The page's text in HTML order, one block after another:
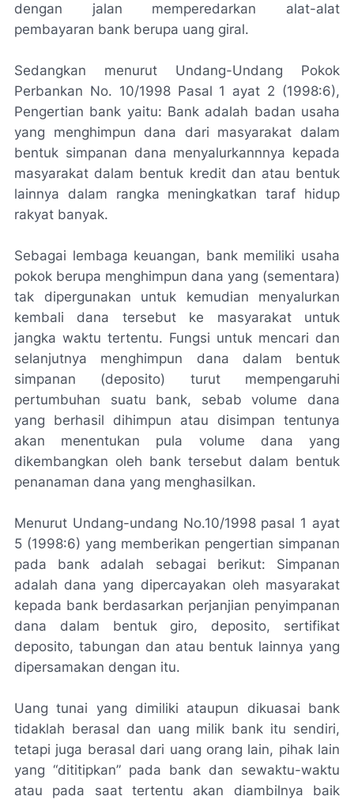
dengan jalan memperedarkan alat-alat
pembayaran bank berupa uang giral.
Sedangkan menurut Undang-Undang Pokok
Perbankan No. 10/1998 Pasal 1 ayat 2 (1998:6),
Pengertian bank yaitu: Bank adalah badan usaha
yang menghimpun dana dari masyarakat dalam
bentuk simpanan dana menyalurkannnya kepada
masyarakat dalam bentuk kredit dan atau bentuk
lainnya dalam rangka meningkatkan taraf hidup
rakyat banyak.
Sebagai lembaga keuangan, bank memiliki usaha
pokok berupa menghimpun dana yang (sementara)
tak dipergunakan untuk kemudian menyalurkan
kembali dana tersebut ke masyarakat untuk
jangka waktu tertentu. Fungsi untuk mencari dan
selanjutnya menghimpun dana dalam bentuk
simpanan (deposito) turut mempengaruhi
pertumbuhan suatu bank, sebab volume dana
yang berhasil dihimpun atau disimpan tentunya
akan menentukan pula volume dana yang
dikembangkan oleh bank tersebut dalam bentuk
penanaman dana yang menghasilkan.
Menurut Undang-undang No.10/1998 pasal 1 ayat
5 (1998:6) yang memberikan pengertian simpanan
pada bank adalah sebagai berikut: Simpanan
adalah dana yang dipercayakan oleh masyarakat
kepada bank berdasarkan perjanjian penyimpanan
dana dalam bentuk giro, deposito, sertifikat
deposito, tabungan dan atau bentuk lainnya yang
dipersamakan dengan itu.
Uang tunai yang dimiliki ataupun dikuasai bank
tidaklah berasal dan uang milik bank itu sendiri,
tetapi juga berasal dari uang orang lain, pihak lain
yang “dititipkan” pada bank dan sewaktu-waktu
atau pada saat tertentu akan diambilnya baik